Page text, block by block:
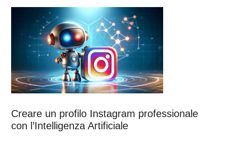
Creare un profilo Instagram professionale
con l’Intelligenza Artificiale